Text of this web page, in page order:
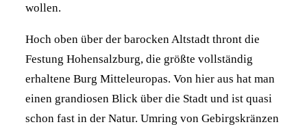
wollen.
Hoch oben über der barocken Altstadt thront die
Festung Hohensalzburg, die größte vollständig
erhaltene Burg Mitteleuropas. Von hier aus hat man
einen grandiosen Blick über die Stadt und ist quasi
schon fast in der Natur. Umring von Gebirgskränzen